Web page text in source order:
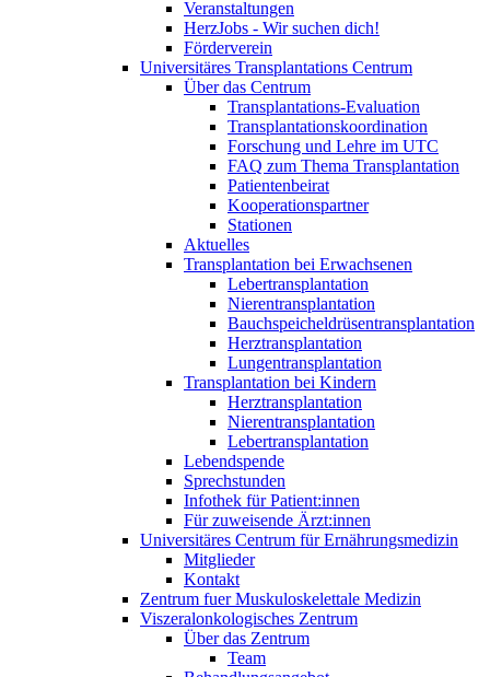
Veranstaltungen
HerzJobs - Wir suchen dich!
Förderverein
Universitäres Transplantations Centrum
Über das Centrum
Transplantations-Evaluation
Transplantationskoordination
Forschung und Lehre im UTC
FAQ zum Thema Transplantation
Patientenbeirat
Kooperationspartner
Stationen
Aktuelles
Transplantation bei Erwachsenen
Lebertransplantation
Nierentransplantation
Bauchspeicheldrüsentransplantation
Herztransplantation
Lungentransplantation
Transplantation bei Kindern
Herztransplantation
Nierentransplantation
Lebertransplantation
Lebendspende
Sprechstunden
Infothek für Patient:innen
Für zuweisende Ärzt:innen
Universitäres Centrum für Ernährungsmedizin
Mitglieder
Kontakt
Zentrum fuer Muskuloskelettale Medizin
Viszeral­onkologisches Zentrum
Über das Zentrum
Team